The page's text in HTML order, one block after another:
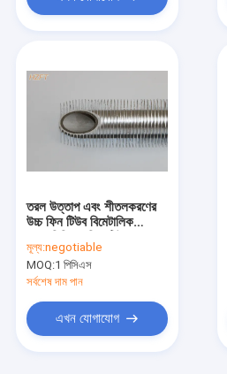
তরল উত্তাপ এবং শীতলকরণের
উচ্চ ফিন টিউব বিমেটালিক
মূল্য:negotiable
MOQ:1 পিসিএস
সর্বশেষ দাম পান
এখন যোগাযোগ